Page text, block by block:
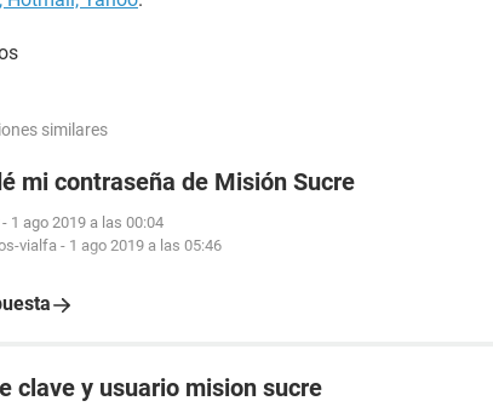
similares
mi contraseña de Misión Sucre
- 1 ago 2019 a las 00:04
vialfa- 1 ago 2019 a las 05:46
clave y usuario mision sucre